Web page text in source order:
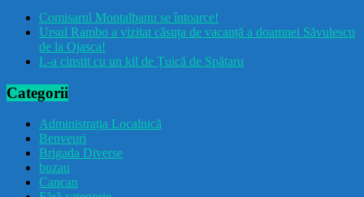
Comisarul Montalbanu se întoarce!
Ursul Rambo a vizitat căsuța de vacanță a doamnei Săvulescu
de la Ojasca!
L-a cinstit cu un kil de Țuică de Spătaru
Categorii
Administrația Localnică
Benveuri
Brigada Diverse
buzau
Cancan